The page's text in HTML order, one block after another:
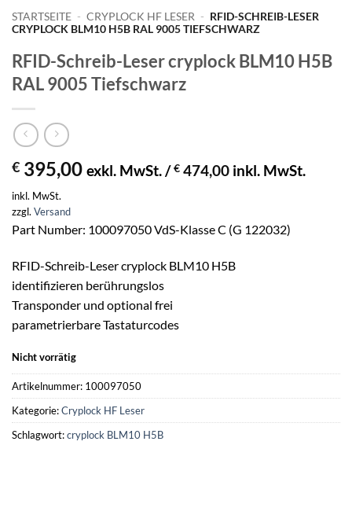
STARTSEITE - CRYPLOCK HF LESER - RFID-SCHREIB-LESER
CRYPLOCK BLM10 H5B RAL 9005 TIEFSCHWARZ
RFID-Schreib-Leser cryplock BLM10 H5B
RAL 9005 Tiefschwarz
€ 395,00 exkl. MwSt. /€ 474,00 inkl. MwSt.
inkl. MwSt.
zzgl. Versand
Part Number: 100097050 VdS-Klasse C (G 122032)
RFID-Schreib-Leser cryplock BLM10 H5B
identifizieren berührungslos
Transponder und optional frei
parametrierbare Tastaturcodes
Nicht vorrätig
Artikelnummer: 100097050
Kategorie:Cryplock HF Leser
Schlagwort:cryplock BLM10 H5B